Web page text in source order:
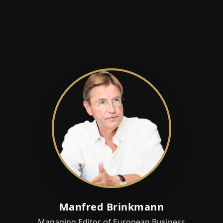
Manfred Brinkmann